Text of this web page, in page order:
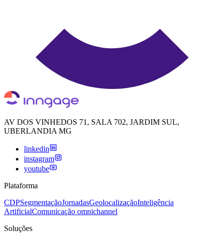
AV DOS VINHEDOS 71, SALA 702, JARDIM SUL,
UBERLANDIA MG
linkedin
instagram
youtube
Plataforma
CDPSegmentaçãoJornadasGeolocalizaçãoInteligência
ArtificialComunicação omnichannel
Soluções